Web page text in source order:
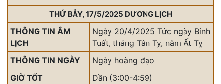
THỨ BẢY, 17/5/2025 DƯƠNG LỊCH
THÔNG TIN ÂM
LỊCH
Ngày 20/4/2025 Tức ngày Bính
Tuất, tháng Tân Tỵ, năm Ất Tỵ
THÔNG TIN NGÀY
Ngày hoàng đạo
GIỜ TỐT
Dần (3:00-4:59)